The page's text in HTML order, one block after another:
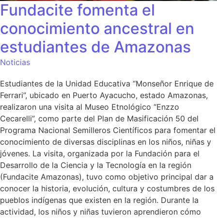
Fundacite fomenta el
conocimiento ancestral en
estudiantes de Amazonas
Noticias
Estudiantes de la Unidad Educativa “Monseñor Enrique de
Ferrari”, ubicado en Puerto Ayacucho, estado Amazonas,
realizaron una visita al Museo Etnológico “Enzzo
Cecarelli”, como parte del Plan de Masificación 50 del
Programa Nacional Semilleros Científicos para fomentar el
conocimiento de diversas disciplinas en los niños, niñas y
jóvenes. La visita, organizada por la Fundación para el
Desarrollo de la Ciencia y la Tecnología en la región
(Fundacite Amazonas), tuvo como objetivo principal dar a
conocer la historia, evolución, cultura y costumbres de los
pueblos indígenas que existen en la región. Durante la
actividad, los niños y niñas tuvieron aprendieron cómo